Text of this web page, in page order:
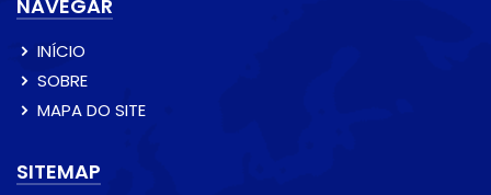
NAVEGAR
INÍCIO
SOBRE
MAPA DO SITE
SITEMAP